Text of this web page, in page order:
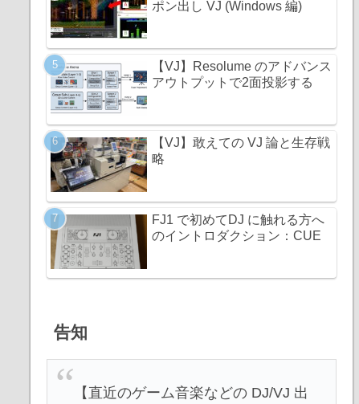
ポン出し VJ (Windows 編)
【VJ】Resolume のアドバンス
アウトプットで2面投影する
【VJ】敢えての VJ 論と生存戦
略
FJ1 で初めてDJ に触れる方へ
のイントロダクション：CUE
告知
【直近のゲーム音楽などの DJ/VJ 出